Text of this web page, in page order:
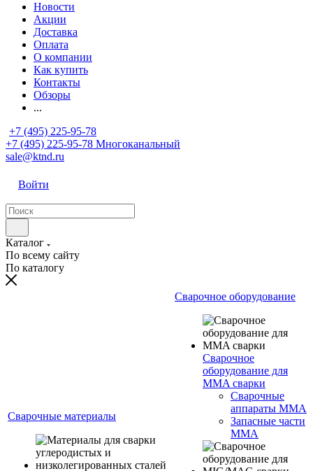
Новости
Акции
Доставка
Оплата
О компании
Как купить
Контакты
Обзоры
...
+7 (495) 225-95-78
+7 (495) 225-95-78 Многоканальный
sale@ktnd.ru
Войти
Каталог
По всему сайту
По каталогу
Сварочные материалы
Сварочное оборудование
Сварочное
оборудование для
MMA сварки
Сварочные
аппараты MMA
Запасные части
MMA